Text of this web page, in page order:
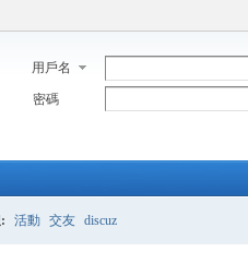
用戶名
密碼
活動 交友 discuz